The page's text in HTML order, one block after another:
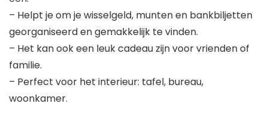
– Helpt je om je wisselgeld, munten en bankbiljetten
georganiseerd en gemakkelijk te vinden.
– Het kan ook een leuk cadeau zijn voor vrienden of
familie.
– Perfect voor het interieur: tafel, bureau,
woonkamer.